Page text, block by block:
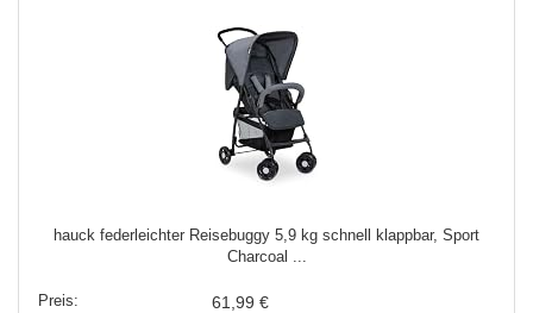
hauck federleichter Reisebuggy 5,9 kg schnell klappbar, Sport
Charcoal ...
61,99 €